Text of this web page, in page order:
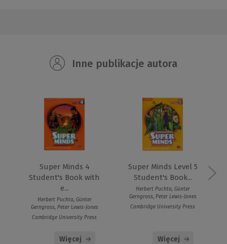
Inne publikacje autora
Super Minds 4
Student's Book with
e...
Herbert Puchta, Günter
Gerngross, Peter Lewis-Jones
Cambridge University Press
Więcej
Super Minds Level 5
Student's Book...
Herbert Puchta, Günter
Gerngross, Peter Lewis-Jones
Cambridge University Press
Więcej